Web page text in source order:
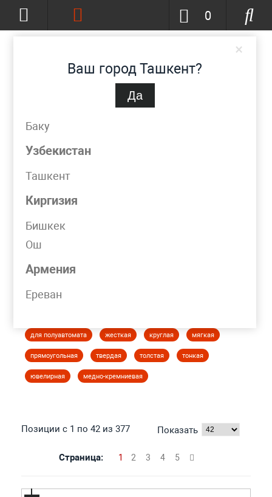
×
Ваш город Ташкент?
Да
Баку
Узбекистан
Ташкент
Киргизия
Бишкек
Ош
Армения
Ереван
0
КАТАЛОГ
ПРОВОЛОКА МЕДНАЯ
для полуавтомата жесткая круглая мягкая
прямоугольная твердая толстая тонкая
ювелирная медно-кремниевая
Позиции с 1 по 42 из 377 Показать
Страница: 1 2 3 4 5